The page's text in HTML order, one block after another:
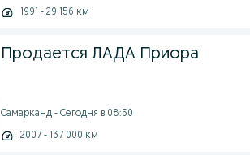
1991 - 29 156 км
Продается ЛАДА Приора
Самарканд - Сегодня в 08:50
2007 - 137 000 км